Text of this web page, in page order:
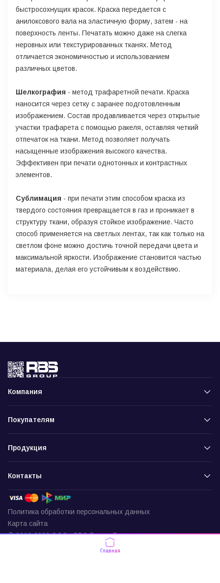
быстросохнущих красок. Краска передается с
анилоксового вала на эластичную форму, затем - на
поверхность ленты. Печатать можно даже на слегка
неровных или текстурированных тканях. Метод
отличается экономичностью и использованием
различных цветов.
Шелкография - метод трафаретной печати. Краска
наносится через сетку с заранее подготовленным
изображением. Состав продавливается через открытые
участки трафарета с помощью ракеля, оставляя четкий
отпечаток на ткани. Метод позволяет получать
насыщенные изображения высокого качества.
Эффективен при печати однотонных и контрастных
элементов.
Сублимация - при печати этим способом краска из
твердого состояния превращается в газ и проникает в
структуру ткани, образуя стойкое изображение. Часто
способ применяется на светлых лентах, так как только на
светлом фоне можно достичь точной передачи цвета и
максимальной яркости. Изображение становится частью
материала, делая его устойчивым к воздействию.
Компания
Покупателям
Продукция
Контакты
Политика обработки персональных данных
Карта сайта
© 2016-2026 ООО «РБС-Групп» Все права защищены
Главная